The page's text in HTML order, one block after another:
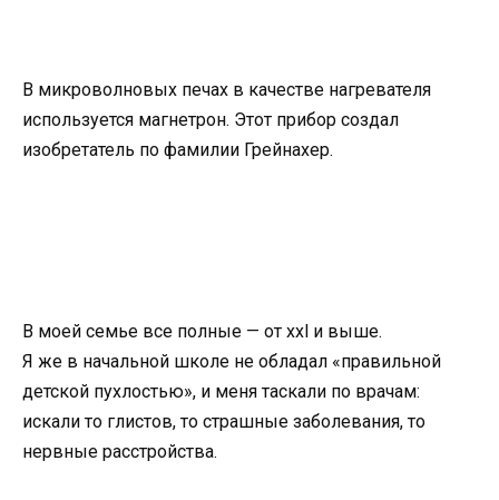
В микроволновых печах в качестве нагревателя
используется магнетрон. Этот прибор создал
изобретатель по фамилии Грейнахер.
В моей семье все полные — от хxl и выше.
Я же в начальной школе не обладал «правильной
детской пухлостью», и меня таскали по врачам:
искали то глистов, то страшные заболевания, то
нервные расстройства.